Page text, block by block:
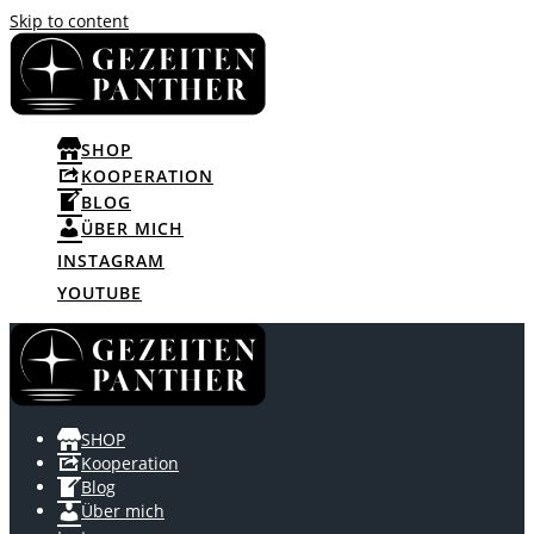
Skip to content
SHOP
KOOPERATION
BLOG
ÜBER MICH
INSTAGRAM
YOUTUBE
SHOP
Kooperation
Blog
Über mich